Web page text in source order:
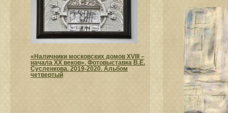
«Наличники московских домов XVIII –
начала XX веков». Фотовыставка В.Е.
Сусленкова. 2019-2020. Альбом
четвертый